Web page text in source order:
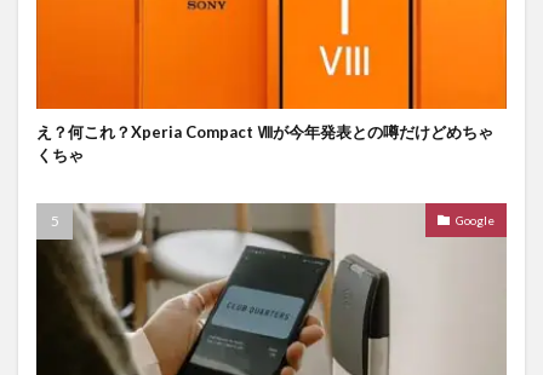
え？何これ？Xperia Compact Ⅷが今年発表との噂だけどめちゃ
くちゃ
Google